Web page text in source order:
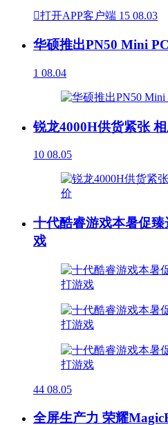
打开APP客户端 15 08.03
华硕推出PN50 Mini
1 08.04
锐龙4000H供货紧张
10 08.05
十代酷睿游戏本暑促
戏
44 08.05
全屏生产力 荣耀